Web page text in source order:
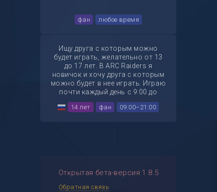
фан любое время
Ищу друга с которым можно
будет играть, желательно от 13
до 17 лет. В ARC Raiders я
новичок и хочу друга с которым
можно будет в нее играть. Играю
почти каждый день с 9:00 до
21:00 МСК. Микрофон есть. Буду
рад всем. ТГ - @tmeXdd
14 лет фан 09:00–21:00
Открытая бета-версия 1.8.5
Обратная связь